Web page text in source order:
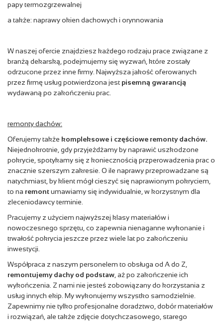
papy termozgrzewalnej
a także: naprawy okien dachowych i orynnowania
W naszej ofercie znajdziesz każdego rodzaju prace związane z
branżą dekarską, podejmujemy się wyzwań, które zostały
odrzucone przez inne firmy. Najwyższa jakość oferowanych
przez firmę usług potwierdzona jest pisemną gwarancją
wydawaną po zakończeniu prac.
remonty dachów:
Oferujemy także kompleksowe i częściowe remonty dachów.
Niejednokrotnie, gdy przyjeżdżamy by naprawić uszkodzone
pokrycie, spotykamy się z koniecznością przperowadzenia prac o
znacznie szerszym zakresie. O ile naprawy przeprowadzane są
natychmiast, by klient mógł cieszyć się naprawionym pokryciem,
to na remontumawiamy się indywidualnie, w korzystnym dla
zleceniodawcy terminie.
Pracujemy z użyciem najwyższej klasy materiałów i
nowoczesnego sprzętu, co zapewnia nienaganne wykonanie i
trwałość pokrycia jeszcze przez wiele lat po zakończeniu
inwestycji.
Współpraca z naszym personelem to obsługa od A do Z,
remontujemy dachy od podstaw , aż po zakończenie ich
wykończenia. Z nami nie jesteś zobowiązany do korzystania z
usług innych ekip. My wykonujemy wszystko samodzielnie.
Zapewnimy nie tylko profesjonalne doradztwo, dobór materiałów
i rozwiązań, ale także zdjęcie dotychczasowego, starego